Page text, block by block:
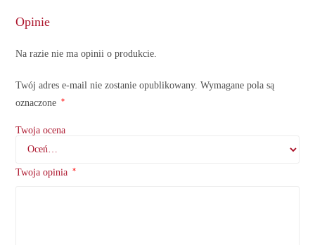
Opinie
Na razie nie ma opinii o produkcie.
Twój adres e-mail nie zostanie opublikowany. Wymagane pola są
oznaczone
*
Twoja ocena
Twoja opinia *